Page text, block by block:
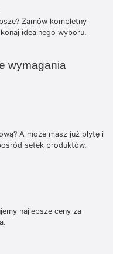
Zamów kompletny
idealnego wyboru.
wymagania
A może masz już płytę i
setek produktów.
najlepsze ceny za